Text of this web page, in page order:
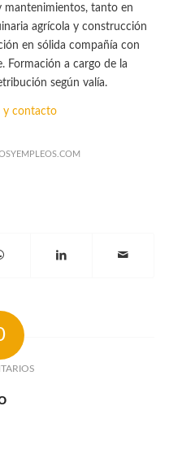
mantenimientos, tanto en
agrícola y construcción
en sólida compañía con
Formación a cargo de la
según valía.
y contacto